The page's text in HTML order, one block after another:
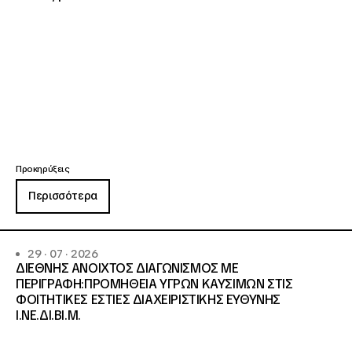
Προκηρύξεις
Περισσότερα
29 · 07 · 2026
ΔΙΕΘΝΗΣ ΑΝΟΙΧΤΟΣ ΔΙΑΓΩΝΙΣΜΟΣ ΜΕ
ΠΕΡΙΓΡΑΦΗ:ΠΡΟΜΗΘΕΙΑ ΥΓΡΩΝ ΚΑΥΣΙΜΩΝ ΣΤΙΣ
ΦΟΙΤΗΤΙΚΕΣ ΕΣΤΙΕΣ ΔΙΑΧΕΙΡΙΣΤΙΚΗΣ ΕΥΘΥΝΗΣ
Ι.ΝΕ.ΔΙ.ΒΙ.Μ.